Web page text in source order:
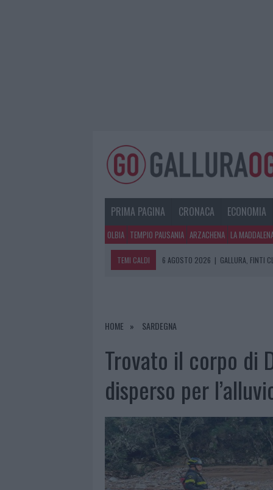
PRIMA PAGINA CRONACA ECONOMIA
OLBIA TEMPIO PAUSANIA ARZACHENA LA
TEMI CALDI 6 AGOSTO 2026 | GALLURA, FINTI
HOME SARDEGNA
Trovato il corpo di
disperso per